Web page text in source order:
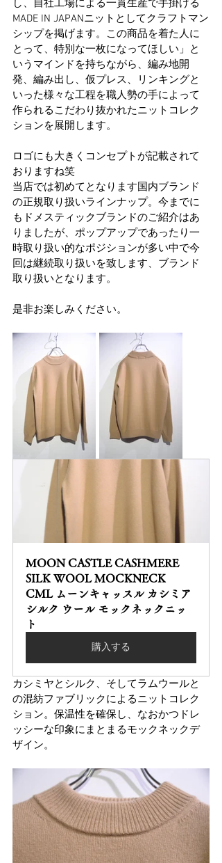
し、自社工場による一貫生産で手掛ける
MADE IN JAPANニットとしてクラフトマン
シップを掲げます。この商品を着た人に
とって、特別な一枚になってほしい」と
いうマインドを持ちながら、編み地開
発、編み出し、仮プレス、リンキングと
いった様々な工程を職人勢の手によって
作られるこだわり抜かれたニットコレク
ションを展開します。
ロゴにも大きくコンセプトが記載されて
おりますね笑
当店では初めてとなります国内ブランド
の正規取り扱いラインナップ。今までに
もドメスティックブランドのご紹介はあ
りましたが、ポップアップであったり一
時取り扱い的なポジションが多い中で今
回は継続取り扱いを致します、ブランド
取り扱いとなります。
是非お楽しみください。
MOON CASTLE CASHMERE
SILK WOOL MOCKNECK
CML ムーンキャッスル カシミア
シルク ウール モックネックニッ
ト
購入する
カシミヤとシルク、そしてラムウールと
の混紡ファブリックによるニットコレク
ション。保温性を確保し、なおかつドレ
ッシーな印象にまとまるモックネックデ
ザイン。